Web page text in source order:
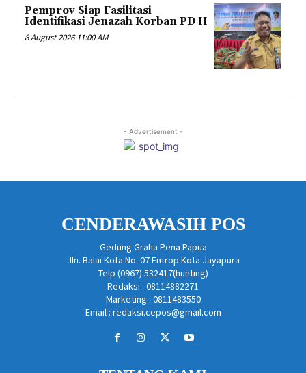
Pemprov Siap Fasilitasi
Identifikasi Jenazah Korban PD II
8 August 2026 11:00 AM
- Advertisement -
CENDERAWASIH POS
Gedung Graha Pena Papua
Jln. Balai Kota No. 07 Entrop Kota Jayapura
Telp (0967) 532417(hunting)
Redaksi : 08114882271
Marketing : 0811483550
Email : redaksi.cepos@gmail.com